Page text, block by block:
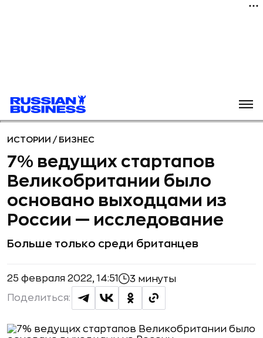
ИСТОРИИ / БИЗНЕС
7% ведущих стартапов
Великобритании было
основано выходцами из
России — исследование
Больше только среди британцев
25 февраля 2022, 14:51 3 минуты
Поделиться: